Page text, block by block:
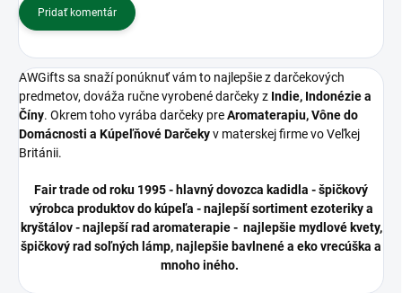
Pridať komentár
AWGifts sa snaží ponúknuť vám to najlepšie z darčekových
predmetov, dováža ručne vyrobené darčeky z Indie, Indonézie a
Číny. Okrem toho vyrába darčeky preAromaterapiu, Vône do
Domácnosti a Kúpeľňové Darčekyv materskej firme vo Veľkej
Británii.
Fair trade od roku 1995 - hlavný dovozca kadidla - špičkový
výrobca produktov do kúpeľa - najlepší sortiment ezoteriky a
kryštálov - najlepší rad aromaterapie - najlepšie mydlové kvety,
špičkový rad soľných lámp, najlepšie bavlnené a eko vrecúška a
mnoho iného.